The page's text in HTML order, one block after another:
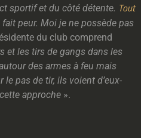
sportif et du côté détente. Tout
peur. Moi je ne possède pas
du club comprend
et les tirs de gangs dans les
des armes à feu mais
pas de tir, ils voient d’eux-
approche ».